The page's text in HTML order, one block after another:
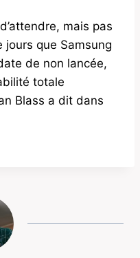
mais pas
jours que Samsung
de non lancée,
totale
Blass a dit dans